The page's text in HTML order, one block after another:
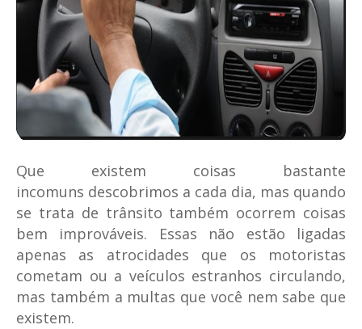
Que existem coisas bastante
incomuns descobrimos a cada dia, mas quando
se trata de trânsito também ocorrem coisas
bem improváveis. Essas não estão ligadas
apenas as atrocidades que os motoristas
cometam ou a veículos estranhos circulando,
mas também a multas que você nem sabe que
existem.